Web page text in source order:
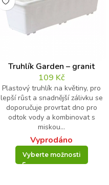
Truhlík Garden – granit
109 Kč
Plastový truhlík na květiny, pro
lepší růst a snadnější zálivku se
doporučuje provrtat dno pro
odtok vody a kombinovat s
miskou...
Vyprodáno
Vyberte možnosti